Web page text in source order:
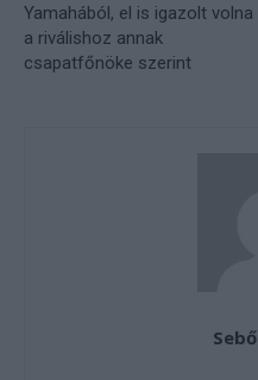
Yamahából, el is igazolt volna
a riválishoz annak
csapatfőnöke szerint